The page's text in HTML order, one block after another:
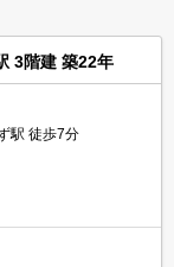
3階建 築22年
駅 徒歩7分